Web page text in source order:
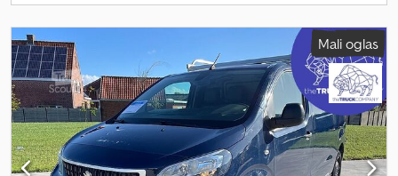
Finančne informacije Povprašajte o možnostih finančnega lizinga
Varnost izdelka Proizvajalec: Mazeland Automotive, Ekkersrijt
2008, 5692BA SON EN BREUGEL, Nizozemska = Dodatne možnosti
in dodatna oprema = - Avtomatski žarometi - Bluetooth avdio
sistem - Tretja zavorna luč - Električni pomik stekel spredaj -
Voznikov varnostni zračni blazin - Daljinsko centralno zaklepanje -
Leseni okrasni elementi Cedpfxjzbhrvo Adpsrf - Voznikov sedež z
nastavljivo višino - Volan z nastavljivo višino - Sistem za vstop brez
Mali oglas